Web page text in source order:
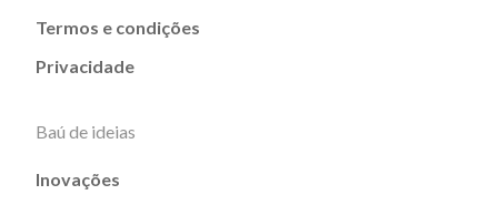
Termos e condições
Privacidade
Baú de ideias
Inovações